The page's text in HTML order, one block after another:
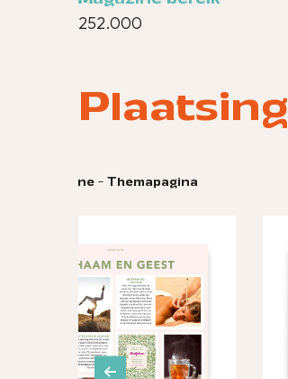
252.000
Magazine - Themapagina